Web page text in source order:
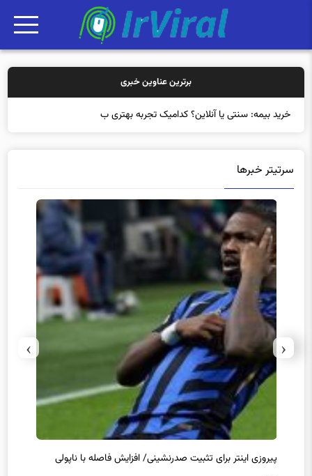
برترین عناوین خبری
خرید بیمه: سنتی یا آنلاین؟ کدامیک تجربه بهتری برای مشتریا
سرتیتر خبرها
پیروزی اینتر برای تثبیت صدرنشینی/ افزایش فاصله با ناپولی
‹
›